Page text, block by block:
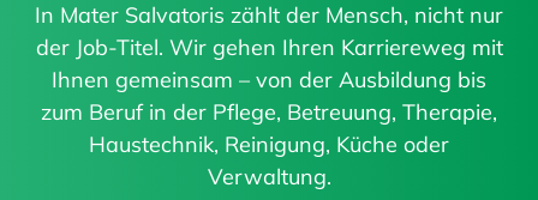
In Mater Salvatoris zählt der Mensch, nicht nur
der Job-Titel. Wir gehen Ihren Karriereweg mit
Ihnen gemeinsam – von der Ausbildung bis
zum Beruf in der Pflege, Betreuung, Therapie,
Haustechnik, Reinigung, Küche oder
Verwaltung.